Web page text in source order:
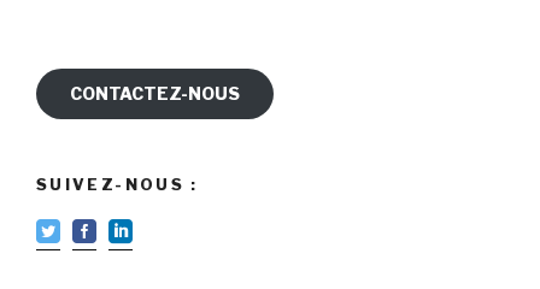
CONTACTEZ-NOUS
SUIVEZ-NOUS :